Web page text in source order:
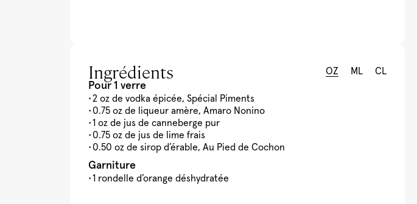
Ingrédients OZ ML CL
Pour 1 verre
2 oz de vodka épicée, Spécial Piments
0.75 oz de liqueur amère, Amaro Nonino
1 oz de jus de canneberge pur
0.75 oz de jus de lime frais
0.50 oz de sirop d’érable, Au Pied de Cochon
Garniture
1 rondelle d’orange déshydratée